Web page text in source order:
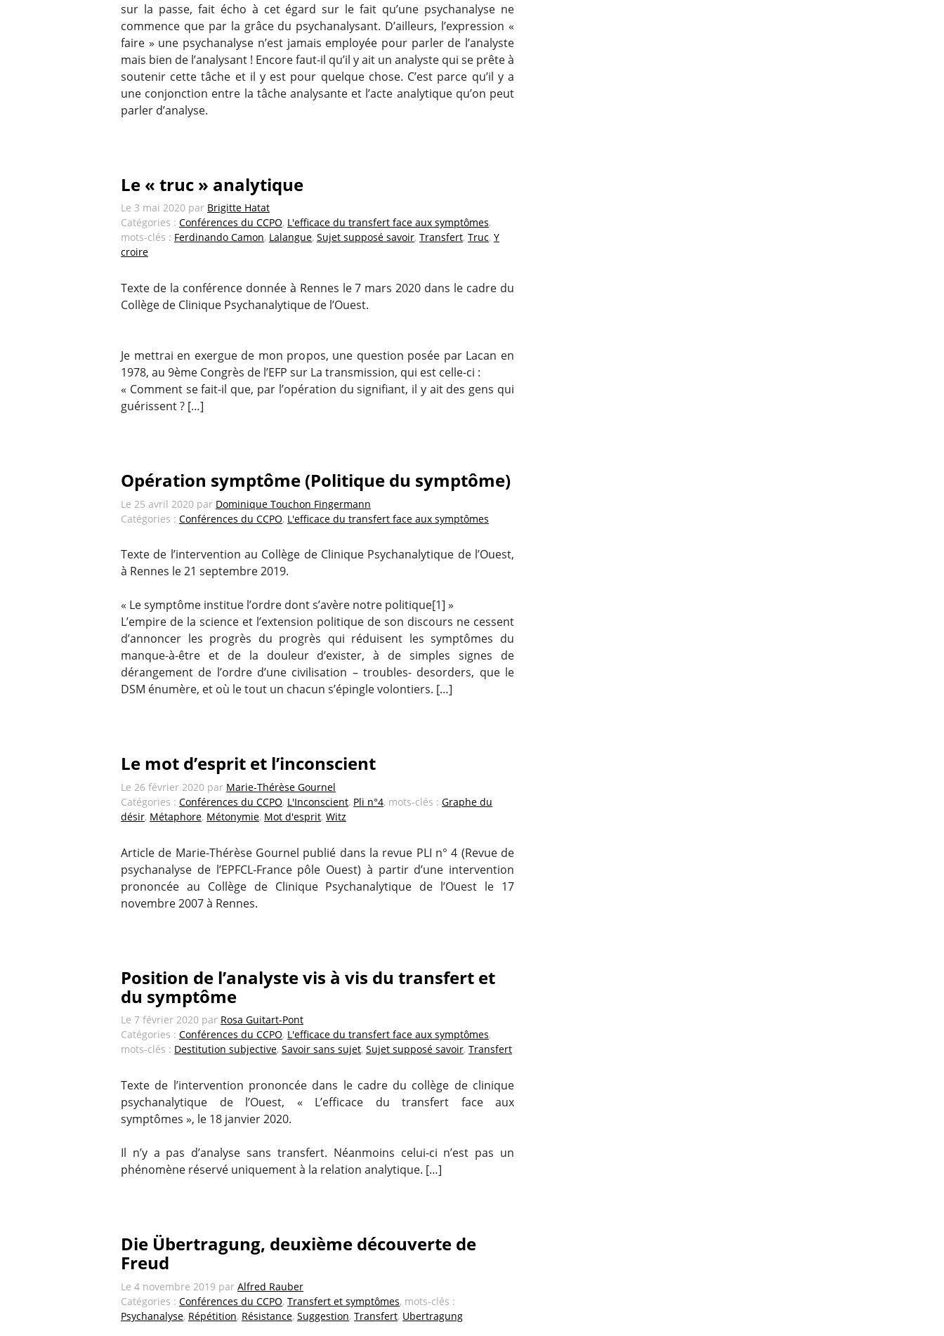
sur la passe, fait écho à cet égard sur le fait qu’une psychanalyse ne
commence que par la grâce du psychanalysant. D’ailleurs, l’expression «
faire » une psychanalyse n’est jamais employée pour parler de l’analyste
mais bien de l’analysant ! Encore faut-il qu’il y ait un analyste qui se prête à
soutenir cette tâche et il y est pour quelque chose. C’est parce qu’il y a
une conjonction entre la tâche analysante et l’acte analytique qu’on peut
parler d’analyse.
Le « truc » analytique
Le 3 mai 2020 par Brigitte Hatat
Catégories : Conférences du CCPO, L'efficace du transfert face aux symptômes,
mots-clés : Ferdinando Camon, Lalangue, Sujet supposé savoir, Transfert, Truc, Y
croire
Texte de la conférence donnée à Rennes le 7 mars 2020 dans le cadre du
Collège de Clinique Psychanalytique de l’Ouest.
Je mettrai en exergue de mon propos, une question posée par Lacan en
1978, au 9ème Congrès de l’EFP sur La transmission, qui est celle-ci :
« Comment se fait-il que, par l’opération du signifiant, il y ait des gens qui
guérissent ? […]
Opération symptôme (Politique du symptôme)
Le 25 avril 2020 par Dominique Touchon Fingermann
Catégories : Conférences du CCPO, L'efficace du transfert face aux symptômes
Texte de l’intervention au Collège de Clinique Psychanalytique de l’Ouest,
à Rennes le 21 septembre 2019.
« Le symptôme institue l’ordre dont s’avère notre politique[1] »
L’empire de la science et l’extension politique de son discours ne cessent
d’annoncer les progrès du progrès qui réduisent les symptômes du
manque-à-être et de la douleur d’exister, à de simples signes de
dérangement de l’ordre d’une civilisation – troubles- desorders, que le
DSM énumère, et où le tout un chacun s’épingle volontiers. […]
Le mot d’esprit et l’inconscient
Le 26 février 2020 par Marie-Thérèse Gournel
Catégories : Conférences du CCPO, L'Inconscient, Pli n°4, mots-clés : Graphe du
désir, Métaphore, Métonymie, Mot d'esprit, Witz
Article de Marie-Thérèse Gournel publié dans la revue PLI n° 4 (Revue de
psychanalyse de l’EPFCL-France pôle Ouest) à partir d’une intervention
prononcée au Collège de Clinique Psychanalytique de l’Ouest le 17
novembre 2007 à Rennes.
Position de l’analyste vis à vis du transfert et
du symptôme
Le 7 février 2020 par Rosa Guitart-Pont
Catégories : Conférences du CCPO, L'efficace du transfert face aux symptômes,
mots-clés : Destitution subjective, Savoir sans sujet, Sujet supposé savoir, Transfert
Texte de l’intervention prononcée dans le cadre du collège de clinique
psychanalytique de l’Ouest, « L’efficace du transfert face aux
symptômes », le 18 janvier 2020.
Il n’y a pas d’analyse sans transfert. Néanmoins celui-ci n’est pas un
phénomène réservé uniquement à la relation analytique. […]
Die Übertragung, deuxième découverte de
Freud
Le 4 novembre 2019 par Alfred Rauber
Catégories : Conférences du CCPO, Transfert et symptômes, mots-clés :
Psychanalyse, Répétition, Résistance, Suggestion, Transfert, Ubertragung